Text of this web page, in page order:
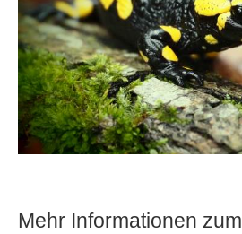
Mehr Informationen zum